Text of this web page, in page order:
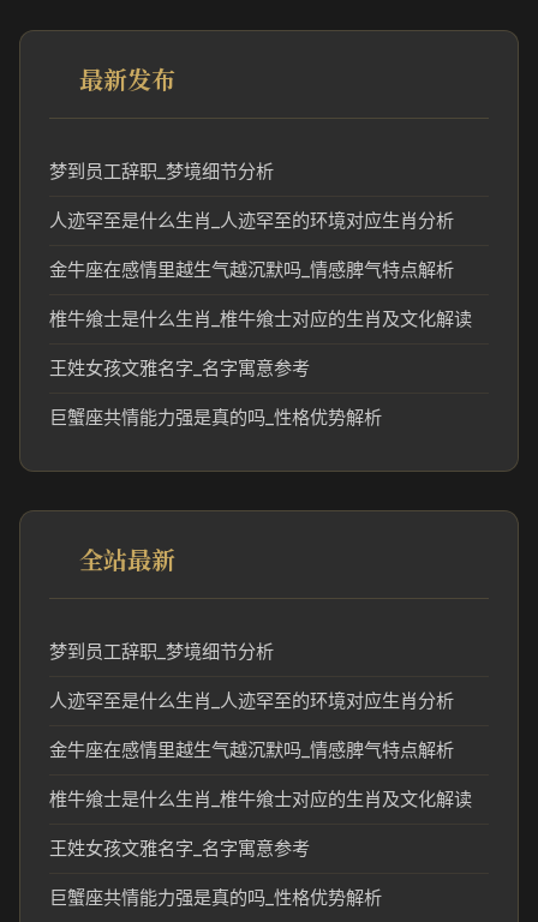
最新发布
梦到员工辞职_梦境细节分析
人迹罕至是什么生肖_人迹罕至的环境对应生肖分析
金牛座在感情里越生气越沉默吗_情感脾气特点解析
椎牛飨士是什么生肖_椎牛飨士对应的生肖及文化解读
王姓女孩文雅名字_名字寓意参考
巨蟹座共情能力强是真的吗_性格优势解析
全站最新
梦到员工辞职_梦境细节分析
人迹罕至是什么生肖_人迹罕至的环境对应生肖分析
金牛座在感情里越生气越沉默吗_情感脾气特点解析
椎牛飨士是什么生肖_椎牛飨士对应的生肖及文化解读
王姓女孩文雅名字_名字寓意参考
巨蟹座共情能力强是真的吗_性格优势解析